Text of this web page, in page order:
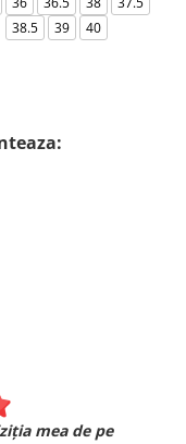
38.5
39 40
mea de pe